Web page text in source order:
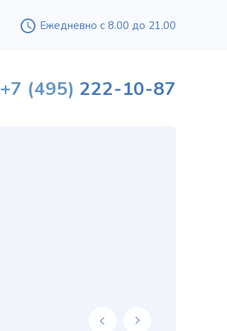
Ежедневно с 8.00 до 21.00
+7 (495) 222-10-87